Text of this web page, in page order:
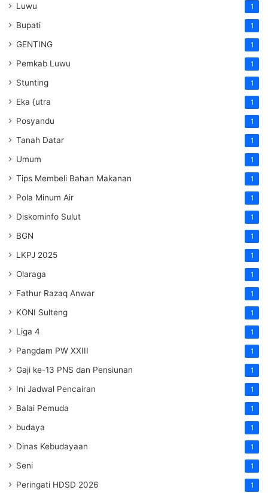
Luwu 1
Bupati 1
GENTING 1
Pemkab Luwu 1
Stunting 1
Eka {utra 1
Posyandu 1
Tanah Datar 1
Umum 1
Tips Membeli Bahan Makanan 1
Pola Minum Air 1
Diskominfo Sulut 1
BGN 1
LKPJ 2025 1
Olaraga 1
Fathur Razaq Anwar 1
KONI Sulteng 1
Liga 4 1
Pangdam PW XXIII 1
Gaji ke-13 PNS dan Pensiunan 1
Ini Jadwal Pencairan 1
Balai Pemuda 1
budaya 1
Dinas Kebudayaan 1
Seni 1
Peringati HDSD 2026 1